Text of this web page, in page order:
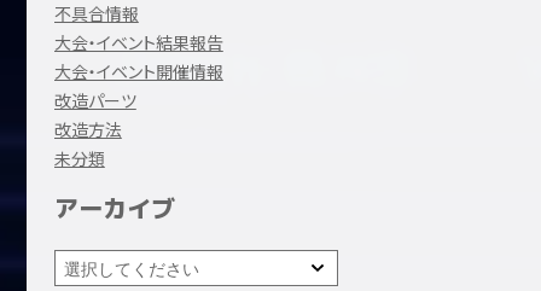
不具合情報
大会・イベント結果報告
大会・イベント開催情報
改造パーツ
改造方法
未分類
アーカイブ